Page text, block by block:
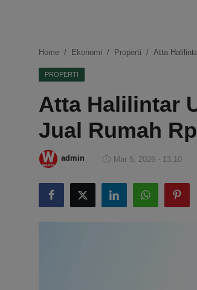
Ekonomi
Internasional
Teknologi
Hiburan
Kesehatan
Home Ekonomi Properti Atta
PROPERTI
Atta Halilintar
Jual Rumah
admin Mar 5, 2026 - 13:10